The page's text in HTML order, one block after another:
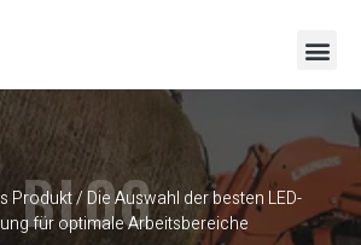
Produkt/ Die Auswahl der besten LED-
für optimale Arbeitsbereiche
BLOG